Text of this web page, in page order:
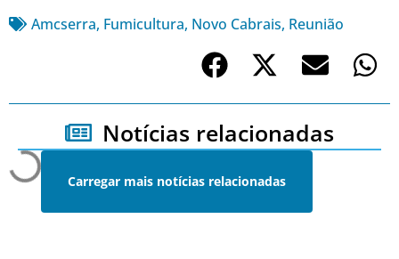
Amcserra, Fumicultura, Novo Cabrais, Reunião
Notícias relacionadas
Carregar mais notícias relacionadas